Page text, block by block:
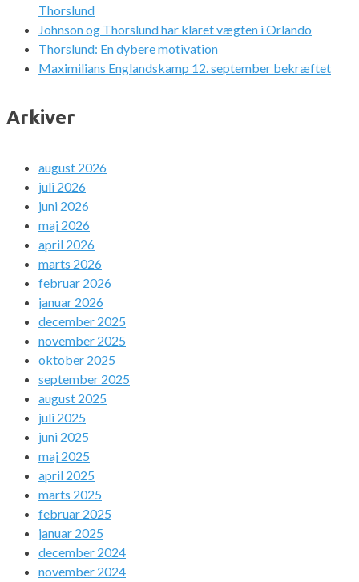
Thorslund
Johnson og Thorslund har klaret vægten i Orlando
Thorslund: En dybere motivation
Maximilians Englandskamp 12. september bekræftet
Arkiver
august 2026
juli 2026
juni 2026
maj 2026
april 2026
marts 2026
februar 2026
januar 2026
december 2025
november 2025
oktober 2025
september 2025
august 2025
juli 2025
juni 2025
maj 2025
april 2025
marts 2025
februar 2025
januar 2025
december 2024
november 2024